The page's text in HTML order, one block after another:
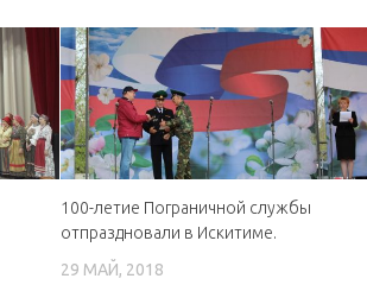
100-летие Пограничной службы
отпраздновали в Искитиме.
29 МАЙ, 2018